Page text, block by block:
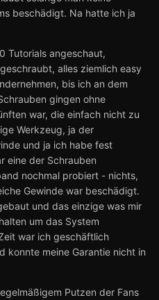
beschädigt. Na hatte ich ja
Tutorials angeschaut,
alles ziemlich easy
bis ich an dem
gingen ohne
war, die einfach nicht zu
Werkzeug, ja der
und ja ich habe fest
eine der Schrauben
nochmal probiert - nichts,
Gewinde war beschädigt.
und das einzige was mir
um das System
war ich geschäftlich
konnte meine Garantie nicht in
Putzen der Fans